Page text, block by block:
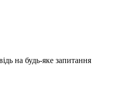
на будь-яке запитання